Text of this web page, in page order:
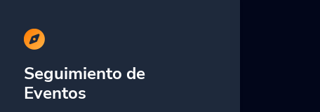
Seguimiento de
Eventos